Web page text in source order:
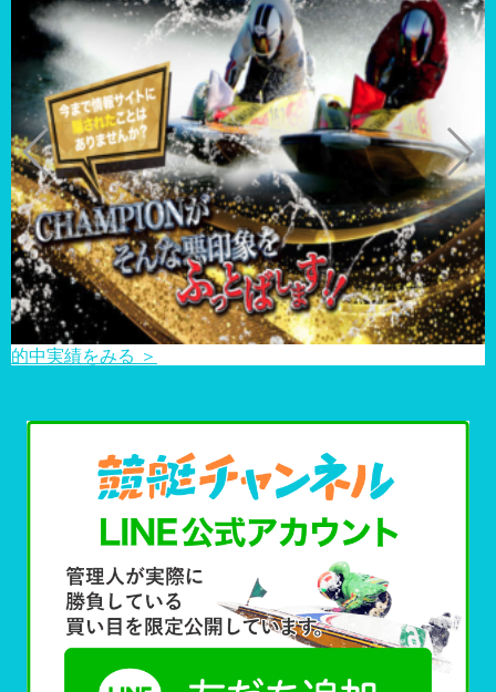
的中実績をみる ＞